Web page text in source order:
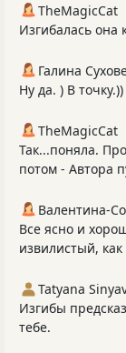
TheMagicCat
Изгибалась она
Галина
Ну да. ) В точку.))
TheMagicCat
Так...поняла.
потом - Автора
Валентина-
Все ясно и
извилистый,
Tatyana
Изгибы
тебе.